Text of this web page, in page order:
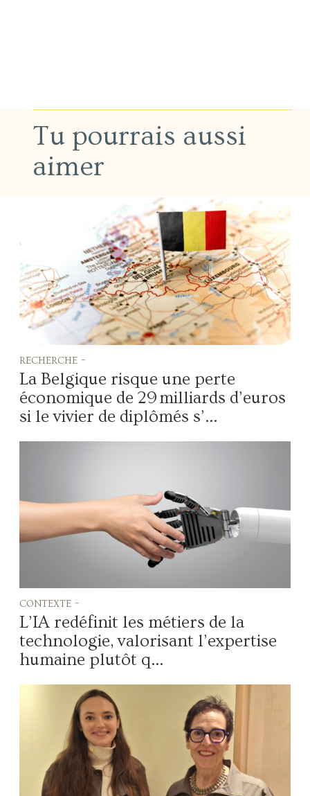
Tu pourrais aussi
aimer
recherche -
La Belgique risque une perte
économique de 29 milliards d’euros
si le vivier de diplômés s’...
contexte -
L’IA redéfinit les métiers de la
technologie, valorisant l’expertise
humaine plutôt q...